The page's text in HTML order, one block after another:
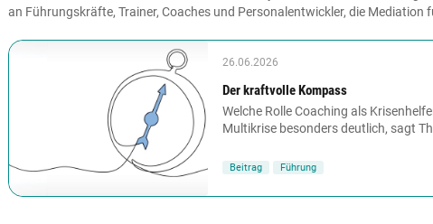
an Führungskräfte, Trainer, Coaches und Personalentwickler, die
26.06.2026
Der kraftvolle Kompass
Welche Rolle Coaching als
Multikrise besonders deutlich, sagt
Beitrag Führung